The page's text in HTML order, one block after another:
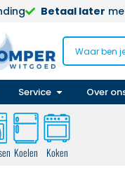
Betaal later
Service Over
Koelen Koken